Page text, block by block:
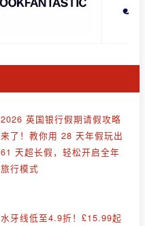
2026 英国银行假期请假攻略
来了！教你用 28 天年假玩出
61 天超长假，轻松开启全年
旅行模式
水牙线低至4.9折！£15.99起